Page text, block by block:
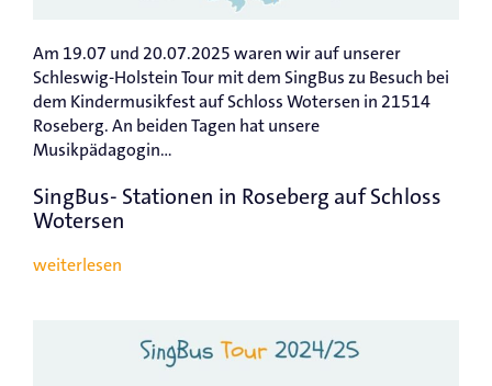
SingBus- Stationen in Roseberg auf Schloss
Wotersen
Am 19.07 und 20.07.2025 waren wir auf unserer
Schleswig-Holstein Tour mit dem SingBus zu Besuch bei
dem Kindermusikfest auf Schloss Wotersen in 21514
Roseberg. An beiden Tagen hat unsere
Musikpädagogin...
weiterlesen